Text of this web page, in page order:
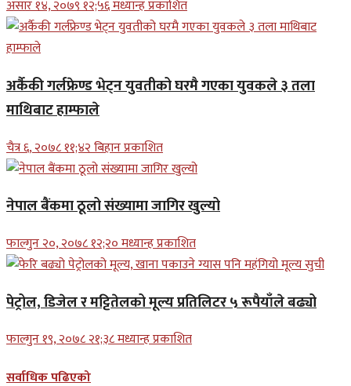
असार १४, २०७९ १२;५६ मध्यान्ह प्रकाशित
अर्कैकी गर्लफ्रेण्ड भेट्न युवतीको घरमै गएका युवकले ३ तला
माथिबाट हाम्फाले
चैत्र ६, २०७८ ११;४२ बिहान प्रकाशित
नेपाल बैंकमा ठूलो संख्यामा जागिर खुल्यो
फाल्गुन २०, २०७८ १२;२० मध्यान्ह प्रकाशित
पेट्रोल, डिजेल र मट्टितेलको मूल्य प्रतिलिटर ५ रूपैयाँले बढ्यो
फाल्गुन १९, २०७८ २१;३८ मध्यान्ह प्रकाशित
सर्वाधिक पढिएको